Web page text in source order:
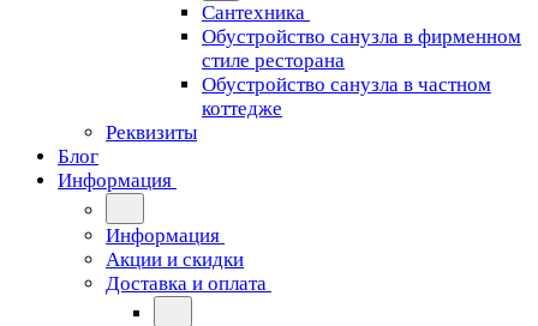
Сантехника
Обустройство санузла в фирменном
стиле ресторана
Обустройство санузла в частном
коттедже
Реквизиты
Блог
Информация
Информация
Акции и скидки
Доставка и оплата